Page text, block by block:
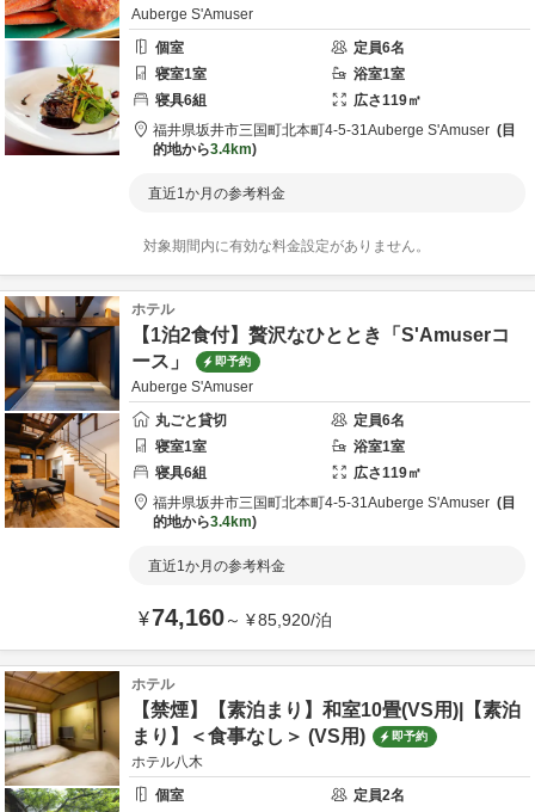
Auberge S'Amuser
個室
定員6名
寝室1室 浴室1室
寝具6組 広さ119㎡
福井県坂井市三国町北本町4-5-31Auberge S'Amuser
目
的地から3.4km
直近1か月の参考料金
対象期間内に有効な料金設定がありません。
ホテル
【1泊2食付】贅沢なひととき「S'Amuserコ
ース」
即予約
Auberge S'Amuser
丸ごと貸切
定員6名
寝室1室 浴室1室
寝具6組 広さ119㎡
福井県坂井市三国町北本町4-5-31Auberge S'Amuser
目
的地から3.4km
直近1か月の参考料金
¥74,160～ ¥85,920/泊
ホテル
【禁煙】【素泊まり】和室10畳(VS用)|【素泊
まり】＜食事なし＞ (VS用)
即予約
ホテル八木
個室
定員2名